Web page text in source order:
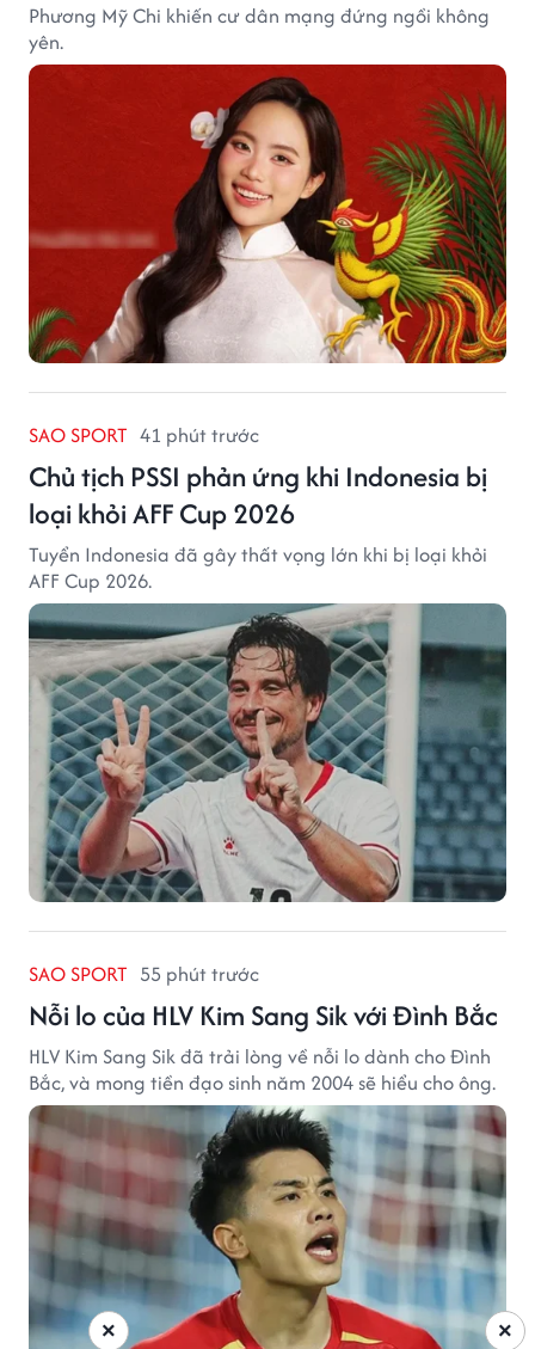
Phương Mỹ Chi khiến cư dân mạng đứng ngồi không
yên.
SAO SPORT 41 phút trước
Chủ tịch PSSI phản ứng khi Indonesia bị
loại khỏi AFF Cup 2026
Tuyển Indonesia đã gây thất vọng lớn khi bị loại khỏi
AFF Cup 2026.
SAO SPORT 55 phút trước
Nỗi lo của HLV Kim Sang Sik với Đình Bắc
HLV Kim Sang Sik đã trải lòng về nỗi lo dành cho Đình
Bắc, và mong tiền đạo sinh năm 2004 sẽ hiểu cho ông.
×
×